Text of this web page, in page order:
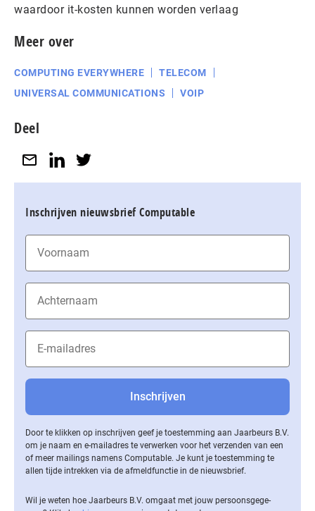
waardoor it-kosten kunnen worden verlaag
Meer over
COMPUTING EVERYWHERE
TELECOM
UNIVERSAL COMMUNICATIONS
VOIP
Deel
Inschrijven nieuwsbrief Computable
Door te klikken op inschrijven geef je toestemming aan Jaarbeurs B.V.
om je naam en e-mailadres te verwerken voor het verzenden van een
of meer mailings namens Computable. Je kunt je toestemming te
allen tijde intrekken via de af­meld­func­tie in de nieuwsbrief.
Wil je weten hoe Jaarbeurs B.V. omgaat met jouw per­soons­ge­ge­